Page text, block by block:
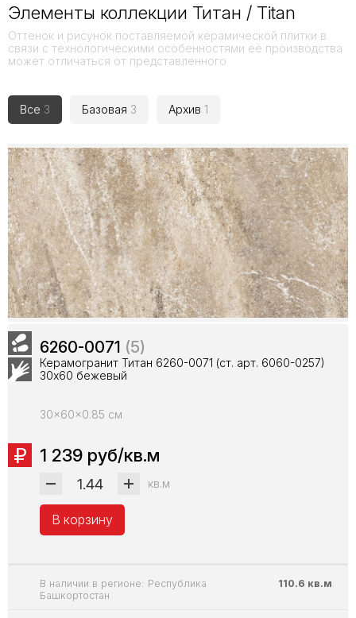
Элементы коллекции Титан / Titan
Оттенок и рисунок поставляемой керамической плитки в
связи с технологическими особенностями её производства
может отличаться от представленного
Все 3 Базовая 3 Архив 1
6260-0071 (5)
Керамогранит Титан 6260-0071 (ст. арт. 6060-0257)
30х60 бежевый
30x60x0.85 см
1 239 руб/кв.м
кв.м
В корзину
В наличии в регионе: Республика
Башкортостан
110.6 кв.м